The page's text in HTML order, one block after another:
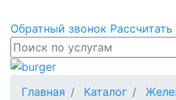
Обратный звонок Рассчитать
Главная Каталог